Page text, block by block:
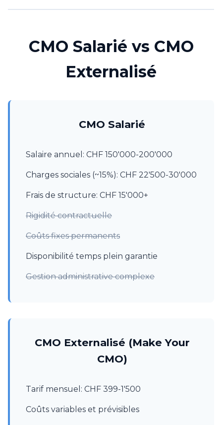
CMO Salarié vs CMO
Externalisé
CMO Salarié
Salaire annuel: CHF 150'000-200'000
Charges sociales (~15%): CHF 22'500-30'000
Frais de structure: CHF 15'000+
Rigidité contractuelle
Coûts fixes permanents
Disponibilité temps plein garantie
Gestion administrative complexe
CMO Externalisé (Make Your
CMO)
Tarif mensuel: CHF 399-1'500
Coûts variables et prévisibles